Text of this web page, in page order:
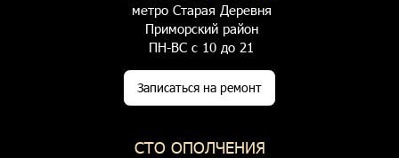
метро Старая Деревня
Приморский район
ПН-ВС с 10 до 21
Записаться на ремонт
СТО ОПОЛЧЕНИЯ